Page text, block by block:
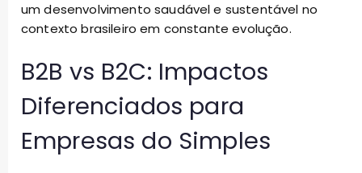
um desenvolvimento saudável e sustentável no
contexto brasileiro em constante evolução.
B2B vs B2C: Impactos
Diferenciados para
Empresas do Simples